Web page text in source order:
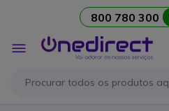
800 780 300
Alternar
Nav